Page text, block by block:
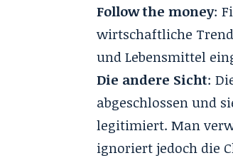
Follow the money:
wirtschaftliche
und Lebensmittel
Die andere Sicht:
abgeschlossen und
legitimiert. Man
ignoriert jedoch die